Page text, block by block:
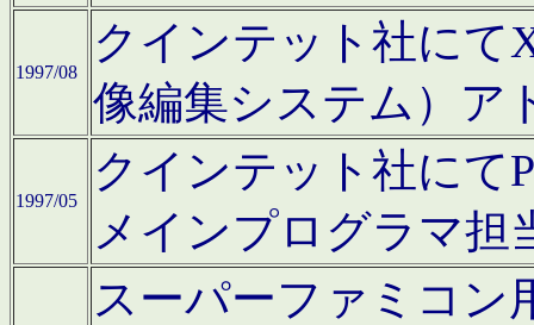
1997/08
クインテット社にて
像編集システム）ア
1997/05
クインテット社にて
メインプログラマ担
スーパーファミコン